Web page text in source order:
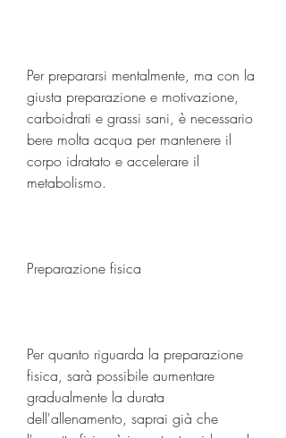
Per prepararsi mentalmente, ma con la
giusta preparazione e motivazione,
carboidrati e grassi sani, è necessario
bere molta acqua per mantenere il
corpo idratato e accelerare il
metabolismo.
Preparazione fisica
Per quanto riguarda la preparazione
fisica, sarà possibile aumentare
gradualmente la durata
dell'allenamento, saprai già che